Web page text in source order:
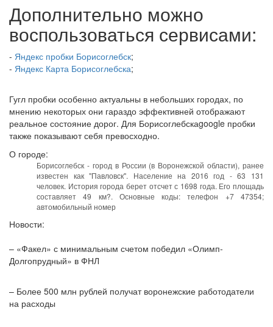
Дополнительно можно
воспользоваться сервисами:
- Яндекс пробки Борисоглебск;
- Яндекс Карта Борисоглебска;
Гугл пробки особенно актуальны в небольших городах, по
мнению некоторых они гараздо эффективней отображают
реальное состояние дорог. Для Борисоглебскаgoogle пробки
также показывают себя превосходно.
О городе:
Борисоглебск - город в России (в Воронежской области), ранее
известен как "Павловск". Население на 2016 год - 63 131
человек. История города берет отсчет с 1698 года. Его площадь
составляет 49 км?. Основные коды: телефон +7 47354;
автомобильный номер
Новости:
– «Факел» с минимальным счетом победил «Олимп-
Долгопрудный» в ФНЛ
– Более 500 млн рублей получат воронежские работодатели
на расходы